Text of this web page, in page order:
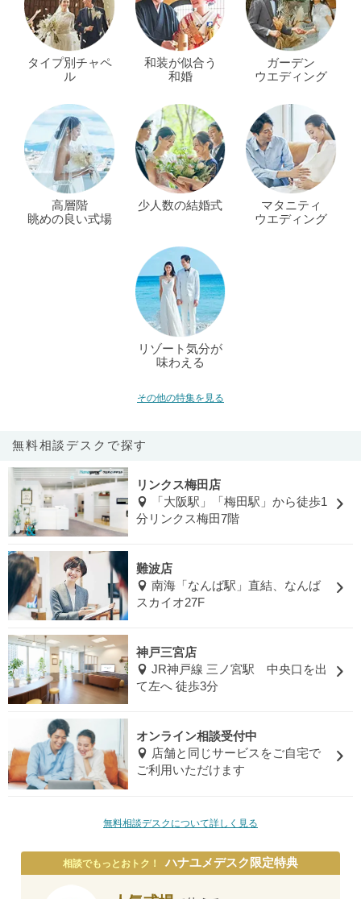
タイプ別チャペ
ル
和装が似合う
和婚
ガーデン
ウエディング
高層階
眺めの良い式場
少人数の結婚式
マタニティ
ウエディング
リゾート気分が
味わえる
その他の特集を見る
無料相談デスクで探す
リンクス梅田店
「大阪駅」「梅田駅」から徒歩1
分リンクス梅田7階
難波店
南海「なんば駅」直結、なんば
スカイオ27F
神戸三宮店
JR神戸線 三ノ宮駅 中央口を出
て左へ 徒歩3分
オンライン相談受付中
店舗と同じサービスをご自宅で
ご利用いただけます
無料相談デスクについて詳しく見る
相談でもっとおトク！ ハナユメデスク限定特典